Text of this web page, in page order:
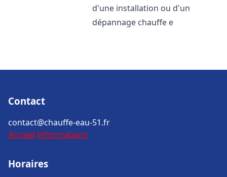
d'une installation ou d'un
dépannage chauffe e
Contact
contact@chauffe-eau-51.fr
Accueil Informations
Horaires